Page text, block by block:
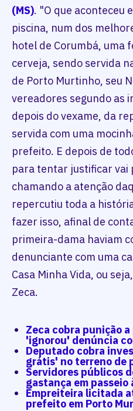
(MS). "O que aconteceu
piscina, num dos
hotel de Corumbá, uma
cerveja, sendo servida
de Porto Murtinho, seu
vereadores segundo as
depois do vexame, da
servida com uma
prefeito. E depois de
para tentar justificar vai
chamando a atenção
repercutiu toda a
fazer isso, afinal de
primeira-dama haviam
denunciante com uma
Casa Minha Vida, ou
Zeca.
Zeca cobra punição
'ignorou' denúncia
Deputado cobra
grátis' no terreno de
Servidores públicos
gastança em passeio
Empreiteira licitada
prefeito em Porto